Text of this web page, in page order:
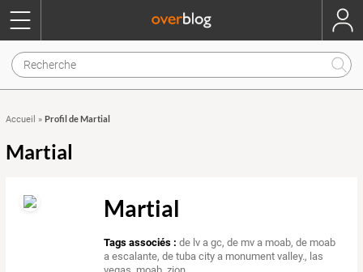
Accueil » Profil de Martial
Martial
Martial
Tags associés : de lv a gc,de mv a moab,de moab
a escalante,de tuba city a monument valley., las